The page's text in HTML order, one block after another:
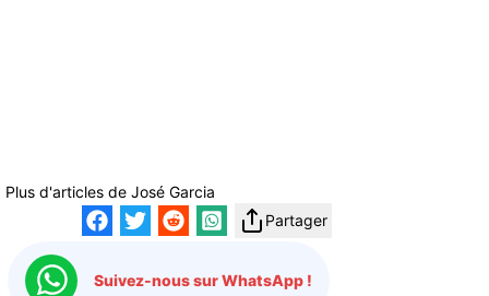
Plus d'articles de José Garcia
Partager
Suivez-nous sur WhatsApp !